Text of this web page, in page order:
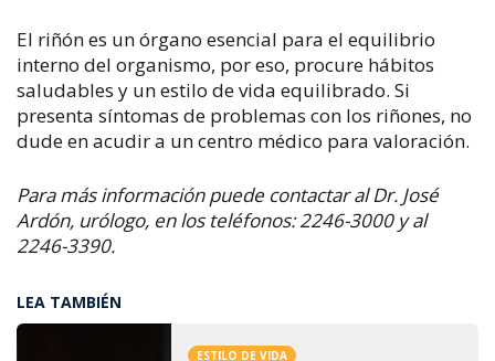
​El riñón es un órgano esencial para el equilibrio
interno del organismo, por eso, procure hábitos
saludables y un estilo de vida equilibrado. Si
presenta síntomas de problemas con los riñones, no
dude en acudir a un centro médico para valoración. ​
Para más información puede contactar al Dr. José
Ardón, urólogo, en los teléfonos: 2246-3000 y al
2246-3390. ​
LEA TAMBIÉN
ESTILO DE VIDA